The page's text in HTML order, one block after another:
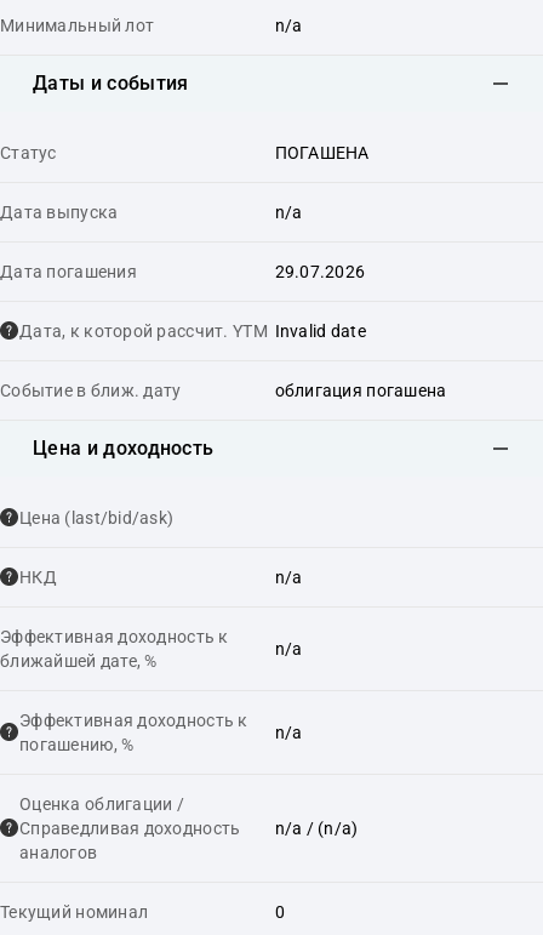
Минимальный лот n/a
Даты и события
Статус ПОГАШЕНА
Дата выпуска n/a
Дата погашения 29.07.2026
Дата, к которой рассчит. YTM Invalid date
Событие в ближ. дату облигация погашена
Цена и доходность
Цена (last/bid/ask)
НКД n/a
Эффективная доходность к
ближайшей дате, %
n/a
Эффективная доходность к
погашению, %
n/a
Оценка облигации /
Справедливая доходность
аналогов
n/a / (n/a)
Текущий номинал 0